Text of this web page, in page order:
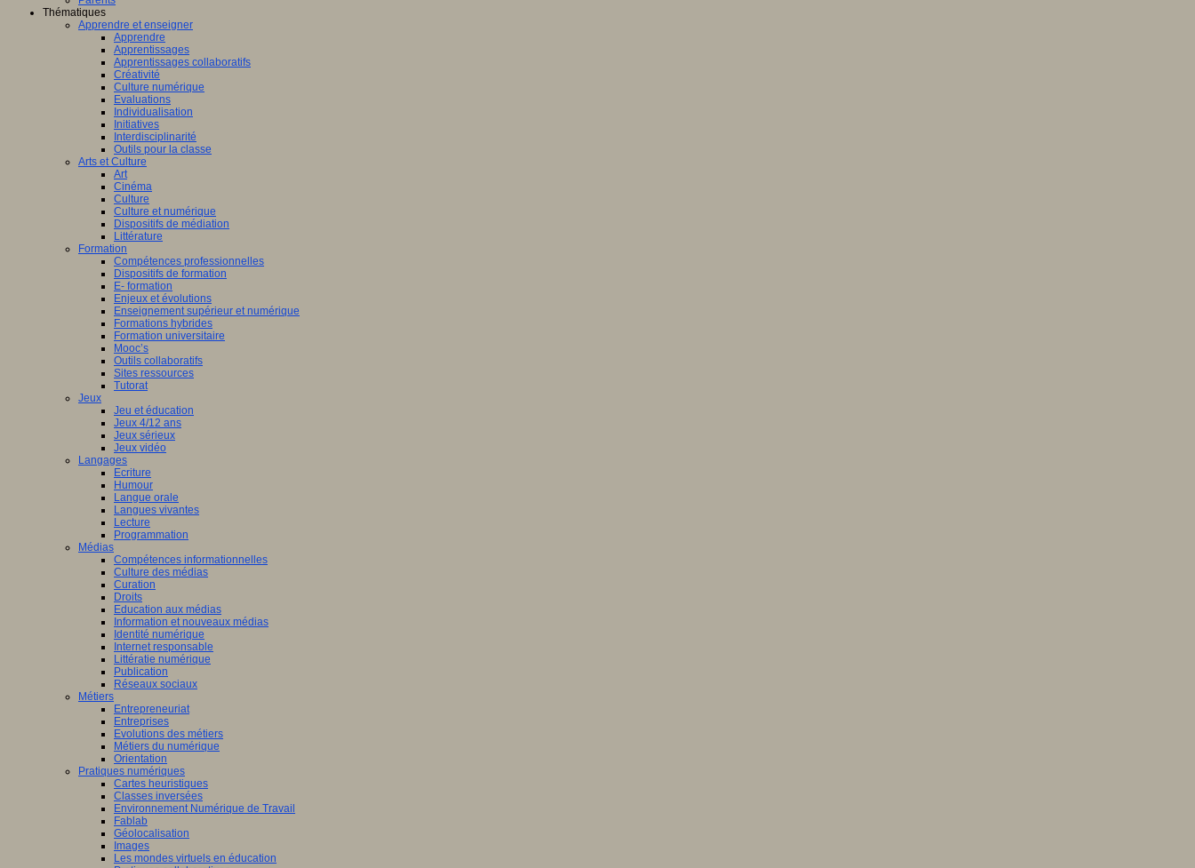
Thématiques
Apprendre et enseigner
Apprendre
Apprentissages
Apprentissages collaboratifs
Créativité
Culture numérique
Evaluations
Individualisation
Initiatives
Interdisciplinarité
Outils pour la classe
Arts et Culture
Art
Cinéma
Culture
Culture et numérique
Dispositifs de médiation
Littérature
Formation
Compétences professionnelles
Dispositifs de formation
E- formation
Enjeux et évolutions
Enseignement supérieur et numérique
Formations hybrides
Formation universitaire
Mooc’s
Outils collaboratifs
Sites ressources
Tutorat
Jeux
Jeu et éducation
Jeux 4/12 ans
Jeux sérieux
Jeux vidéo
Langages
Ecriture
Humour
Langue orale
Langues vivantes
Lecture
Programmation
Médias
Compétences informationnelles
Culture des médias
Curation
Droits
Education aux médias
Information et nouveaux médias
Identité numérique
Internet responsable
Littératie numérique
Publication
Réseaux sociaux
Métiers
Entrepreneuriat
Entreprises
Evolutions des métiers
Métiers du numérique
Orientation
Pratiques numériques
Cartes heuristiques
Classes inversées
Environnement Numérique de Travail
Fablab
Géolocalisation
Images
Les mondes virtuels en éducation